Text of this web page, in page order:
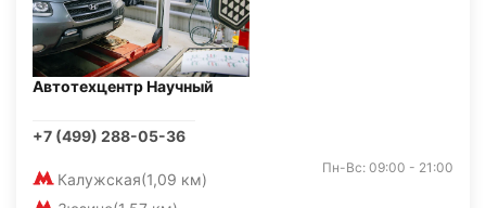
Автотехцентр Научный
+7 (499) 288-05-36
Калужская(1,09 км)
Пн-Вс: 09:00 - 21:00